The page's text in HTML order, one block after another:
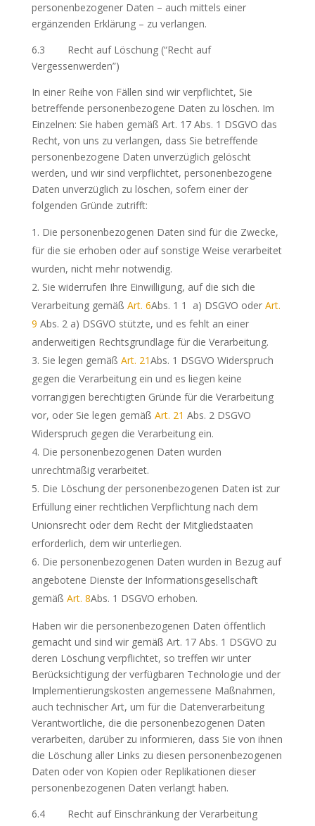
personenbezogener Daten – auch mittels einer
ergänzenden Erklärung – zu verlangen.
6.3 Recht auf Löschung (“Recht auf
Vergessenwerden”)
In einer Reihe von Fällen sind wir verpflichtet, Sie
betreffende personenbezogene Daten zu löschen. Im
Einzelnen: Sie haben gemäß Art. 17 Abs. 1 DSGVO das
Recht, von uns zu verlangen, dass Sie betreffende
personenbezogene Daten unverzüglich gelöscht
werden, und wir sind verpflichtet, personenbezogene
Daten unverzüglich zu löschen, sofern einer der
folgenden Gründe zutrifft:
Die personenbezogenen Daten sind für die Zwecke,
für die sie erhoben oder auf sonstige Weise verarbeitet
wurden, nicht mehr notwendig.
Sie widerrufen Ihre Einwilligung, auf die sich die
Verarbeitung gemäß Art. 6Abs. 1 1 a) DSGVO oder Art.
9 Abs. 2 a) DSGVO stützte, und es fehlt an einer
anderweitigen Rechtsgrundlage für die Verarbeitung.
Sie legen gemäß Art. 21Abs. 1 DSGVO Widerspruch
gegen die Verarbeitung ein und es liegen keine
vorrangigen berechtigten Gründe für die Verarbeitung
vor, oder Sie legen gemäß Art. 21 Abs. 2 DSGVO
Widerspruch gegen die Verarbeitung ein.
Die personenbezogenen Daten wurden
unrechtmäßig verarbeitet.
Die Löschung der personenbezogenen Daten ist zur
Erfüllung einer rechtlichen Verpflichtung nach dem
Unionsrecht oder dem Recht der Mitgliedstaaten
erforderlich, dem wir unterliegen.
Die personenbezogenen Daten wurden in Bezug auf
angebotene Dienste der Informationsgesellschaft
gemäß Art. 8Abs. 1 DSGVO erhoben.
Haben wir die personenbezogenen Daten öffentlich
gemacht und sind wir gemäß Art. 17 Abs. 1 DSGVO zu
deren Löschung verpflichtet, so treffen wir unter
Berücksichtigung der verfügbaren Technologie und der
Implementierungskosten angemessene Maßnahmen,
auch technischer Art, um für die Datenverarbeitung
Verantwortliche, die die personenbezogenen Daten
verarbeiten, darüber zu informieren, dass Sie von ihnen
die Löschung aller Links zu diesen personenbezogenen
Daten oder von Kopien oder Replikationen dieser
personenbezogenen Daten verlangt haben.
6.4 Recht auf Einschränkung der Verarbeitung